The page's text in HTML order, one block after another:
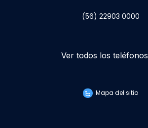
(56) 22903 0000
Ver todos los teléfonos
Mapa del sitio